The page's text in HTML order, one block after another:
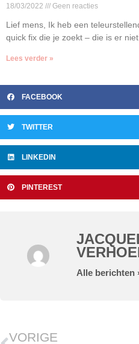
18/03/2022 Geen reacties
Lief mens, Ik heb een
quick fix die je zoekt – die is er
Lees verder »
FACEBOOK
TWITTER
LINKEDIN
PINTEREST
Alle berichten
Vorige
VORIGE